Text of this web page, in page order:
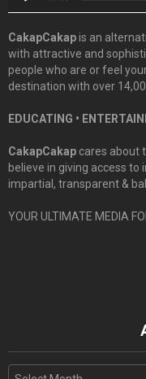
CakapCakapis an
with attractive and
people who are or feel
destination with over
EDUCATING •
CakapCakap cares about
believe in giving access
impartial, transparent &
YOUR ULTIMATE MEDIA